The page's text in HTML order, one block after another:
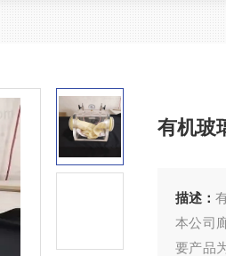
有机玻
描述：
本公司
要产品